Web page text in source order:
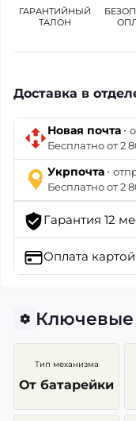
ГАРАНТИЙНЫЙ
ТАЛОН
Доставка в
Новая почта ·
Бесплатно от 2
Укрпочта ·
Бесплатно от 2
Гарантия 12
Оплата картой
Ключевые
Тип механизма
От батарейки